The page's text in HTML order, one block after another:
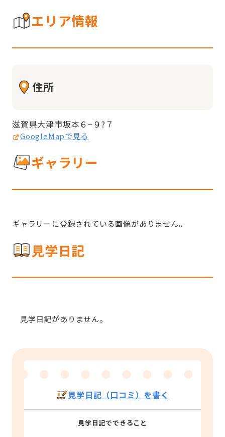
エリア情報
住所
滋賀県大津市坂本６−９?７
GoogleMapで見る
ギャラリー
ギャラリーに登録されている画像がありません。
見学日記
見学日記がありません。
見学日記（口コミ）を書く
見学日記でできること